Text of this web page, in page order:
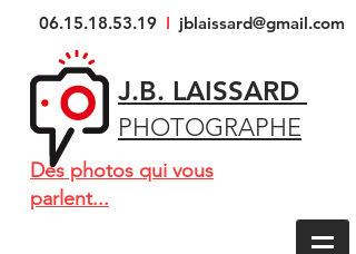
06.15.18.53.19 I jblaissard@gmail.com
J.B. LAISSARD
PHOTOGRAPHE
Des photos qui vous
parlent...